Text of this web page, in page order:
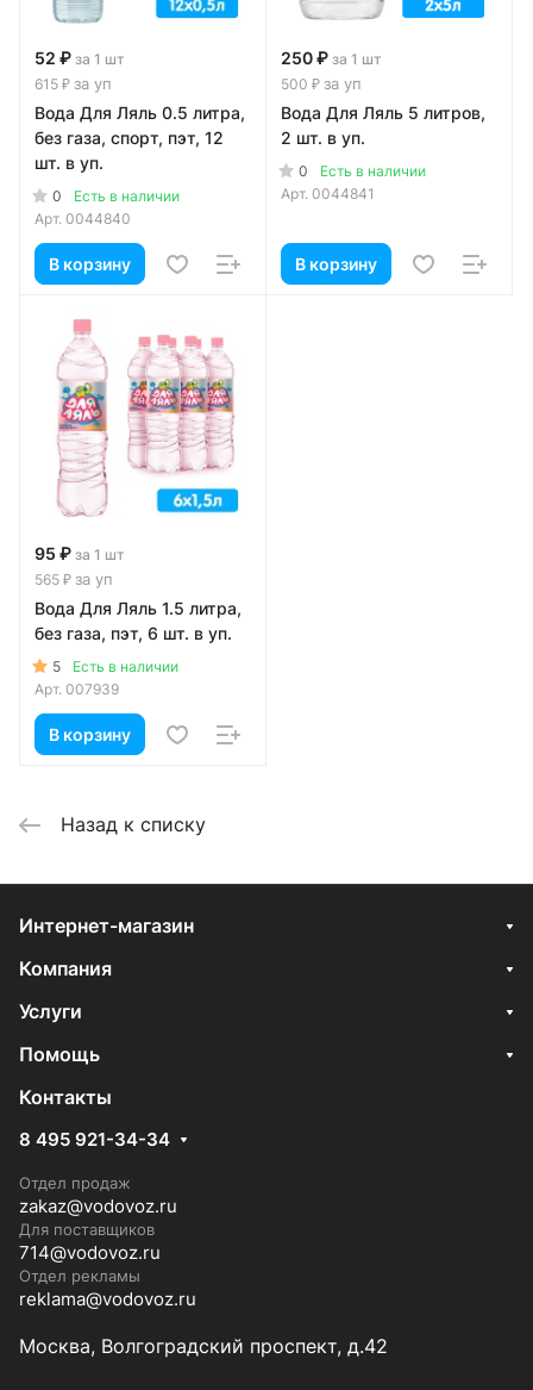
52 ₽ за 1 шт
615 ₽ за уп
Вода Для Ляль 0.5 литра,
без газа, спорт, пэт, 12
шт. в уп.
0
Есть в наличии
Арт. 0044840
В корзину
250 ₽ за 1 шт
500 ₽ за уп
Вода Для Ляль 5 литров,
2 шт. в уп.
0
Есть в наличии
Арт. 0044841
В корзину
95 ₽ за 1 шт
565 ₽ за уп
Вода Для Ляль 1.5 литра,
без газа, пэт, 6 шт. в уп.
5
Есть в наличии
Арт. 007939
В корзину
Назад к списку
Интернет-магазин
Компания
Услуги
Помощь
Контакты
8 495 921-34-34
Отдел продаж
zakaz@vodovoz.ru
Для поставщиков
714@vodovoz.ru
Отдел рекламы
reklama@vodovoz.ru
Москва, Волгоградский проспект, д.42